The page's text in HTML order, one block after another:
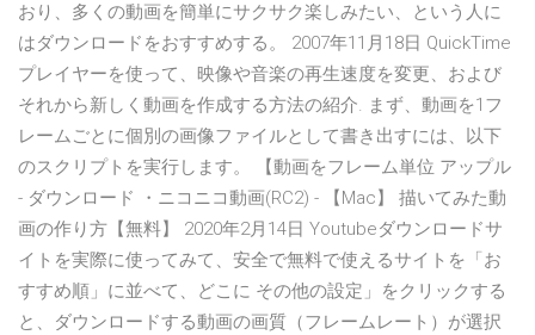
おり、多くの動画を簡単にサクサク楽しみたい、という人に
はダウンロードをおすすめする。 2007年11月18日 QuickTime
プレイヤーを使って、映像や音楽の再生速度を変更、および
それから新しく動画を作成する方法の紹介. まず、動画を1フ
レームごとに個別の画像ファイルとして書き出すには、以下
のスクリプトを実行します。 【動画をフレーム単位 アップル
- ダウンロード ・ニコニコ動画(RC2) - 【Mac】 描いてみた動
画の作り方【無料】 2020年2月14日 Youtubeダウンロードサ
イトを実際に使ってみて、安全で無料で使えるサイトを「お
すすめ順」に並べて、どこに その他の設定」をクリックする
と、ダウンロードする動画の画質（フレームレート）が選択